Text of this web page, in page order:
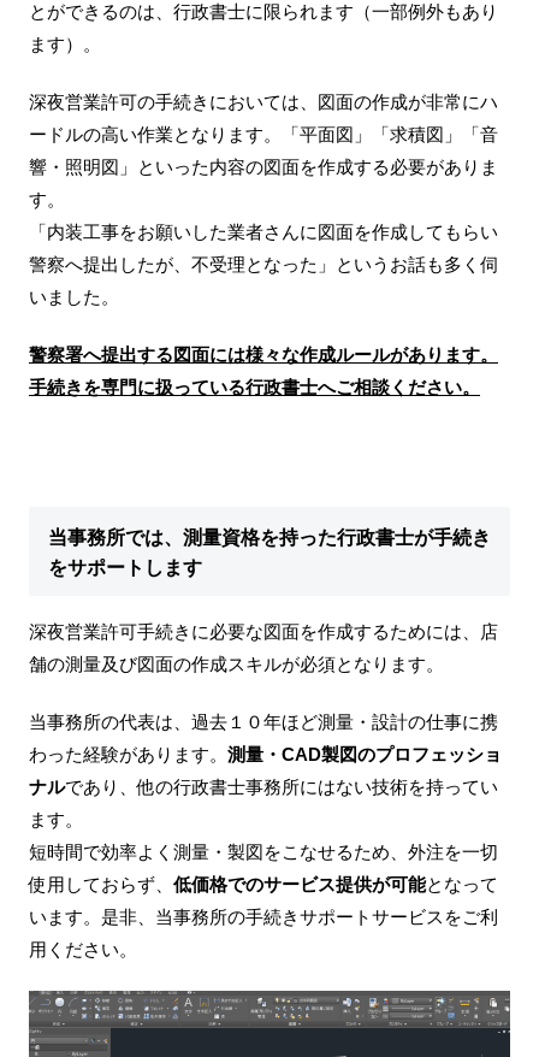
とができるのは、行政書士に限られます（一部例外もあり
ます）。
深夜営業許可の手続きにおいては、図面の作成が非常にハ
ードルの高い作業となります。「平面図」「求積図」「音
響・照明図」といった内容の図面を作成する必要がありま
す。
「内装工事をお願いした業者さんに図面を作成してもらい
警察へ提出したが、不受理となった」というお話も多く伺
いました。
警察署へ提出する図面には様々な作成ルールがあります。
手続きを専門に扱っている行政書士へご相談ください。
当事務所では、測量資格を持った行政書士が手続き
をサポートします
深夜営業許可手続きに必要な図面を作成するためには、店
舗の測量及び図面の作成スキルが必須となります。
当事務所の代表は、過去１０年ほど測量・設計の仕事に携
わった経験があります。 測量・CAD製図のプロフェッショ
ナルであり、他の行政書士事務所にはない技術を持ってい
ます。
短時間で効率よく測量・製図をこなせるため、外注を一切
使用しておらず、 低価格でのサービス提供が可能となって
います。是非、当事務所の手続きサポートサービスをご利
用ください。